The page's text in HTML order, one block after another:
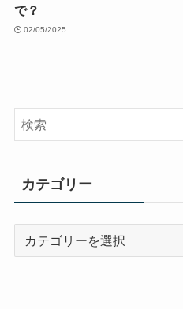
で？
02/05/2025
カテゴリー